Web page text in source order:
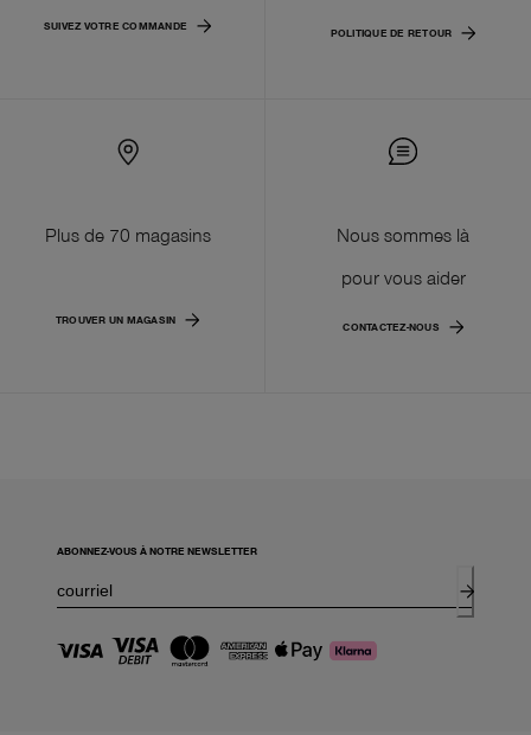
SUIVEZ VOTRE COMMANDE
POLITIQUE DE RETOUR
Plus de 70 magasins
TROUVER UN MAGASIN
Nous sommes là
pour vous aider
CONTACTEZ-NOUS
ABONNEZ-VOUS À NOTRE NEWSLETTER